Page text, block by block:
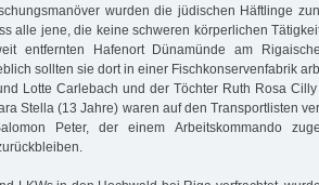
wurden die jüdischen Häftlinge
alle jene, die keine schweren körperlichen
entfernten Hafenort Dünamünde am
sollten sie dort in einer Fischkonservenfabrik
Lotte Carlebach und der Töchter Ruth Rosa
Stella (13 Jahre) waren auf den Transportlisten
Peter, der einem Arbeitskommando